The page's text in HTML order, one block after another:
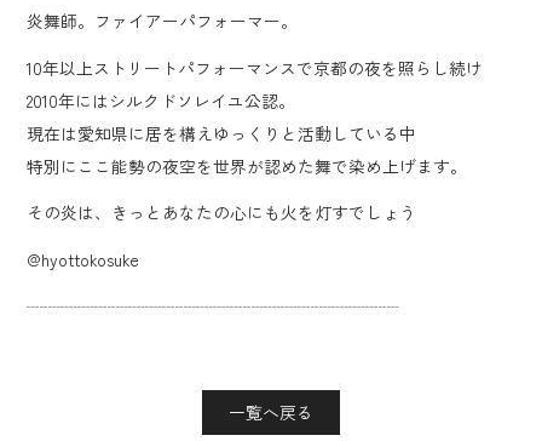
炎舞師。ファイアーパフォーマー。
10年以上ストリートパフォーマンスで京都の夜を照らし続け
2010年にはシルクドソレイユ公認。
現在は愛知県に居を構えゆっくりと活動している中
特別にここ能勢の夜空を世界が認めた舞で染め上げます。
その炎は、きっとあなたの心にも火を灯すでしょう
@hyottokosuke
┈┈┈┈┈┈┈┈┈┈┈┈┈┈┈┈┈┈┈┈┈┈
一覧へ戻る